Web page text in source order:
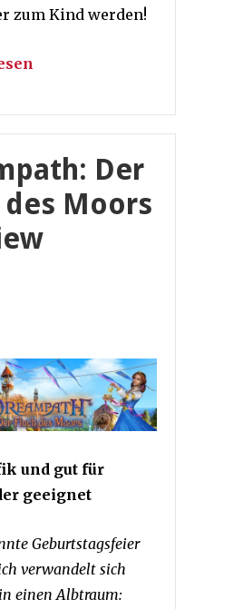
zum Kind werden!
Der
des Moors
und gut für
geeignet
Geburtstagsfeier
verwandelt sich
einen Albtraum: